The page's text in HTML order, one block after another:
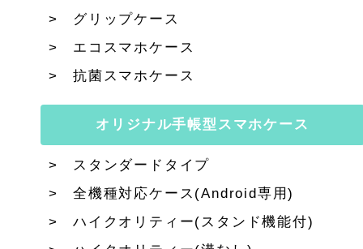
グリップケース
エコスマホケース
抗菌スマホケース
オリジナル手帳型スマホケース
スタンダードタイプ
全機種対応ケース(Android専用)
ハイクオリティー(スタンド機能付)